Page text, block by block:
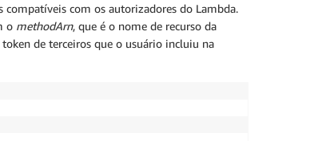
com os autorizadores do Lambda.
o methodArn, que é o nome de recurso da
token de terceiros que o usuário incluiu na